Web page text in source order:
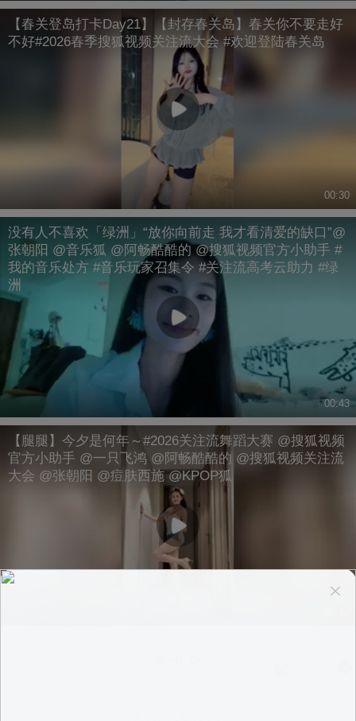
【春关登岛打卡Day21】【封存春关岛】春关你不要走好
不好#2026春季搜狐视频关注流大会 #欢迎登陆春关岛
00:30
没有人不喜欢「绿洲」“放你向前走 我才看清爱的缺口”@
张朝阳 @音乐狐 @阿畅酷酷的 @搜狐视频官方小助手 #
我的音乐处方 #音乐玩家召集令 #关注流高考云助力 #绿
洲
00:43
【腿腿】今夕是何年～#2026关注流舞蹈大赛 @搜狐视频
官方小助手 @一只飞鸿 @阿畅酷酷的 @搜狐视频关注流
大会 @张朝阳 @痘肤西施 @KPOP狐